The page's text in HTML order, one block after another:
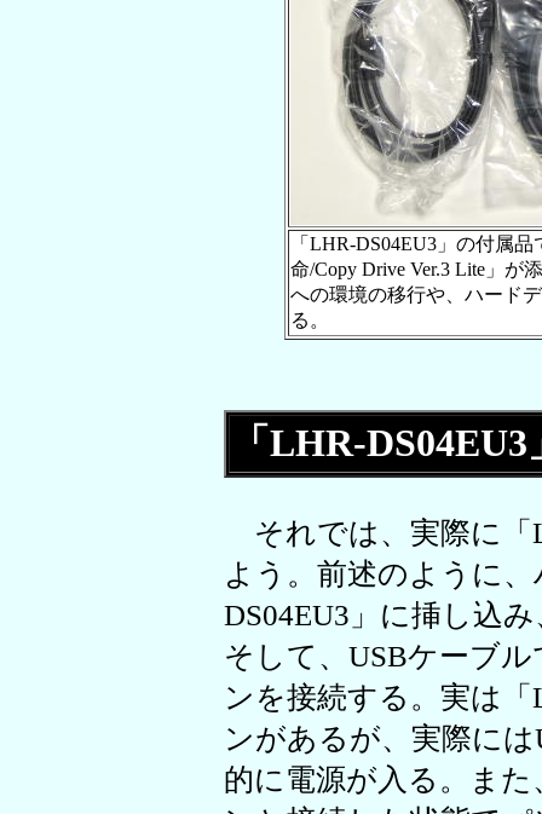
「LHR-DS04EU3」の付属
命/Copy Drive Ver.3 Lite」が
への環境の移行や、ハード
る。
「LHR-
それでは、実際に「
よう。前述のように
DS04EU3」に挿し込
そして、USBケーブ
ンを接続する。実は
ンがあるが、実際に
的に電源が入る。また